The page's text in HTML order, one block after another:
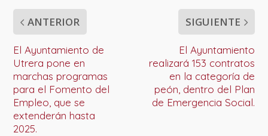
ANTERIOR
El Ayuntamiento de
Utrera pone en
marchas programas
para el Fomento del
Empleo, que se
extenderán hasta
2025.
SIGUIENTE
El Ayuntamiento
realizará 153 contratos
en la categoría de
peón, dentro del Plan
de Emergencia Social.